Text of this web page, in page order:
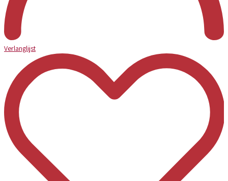
Verlanglijst